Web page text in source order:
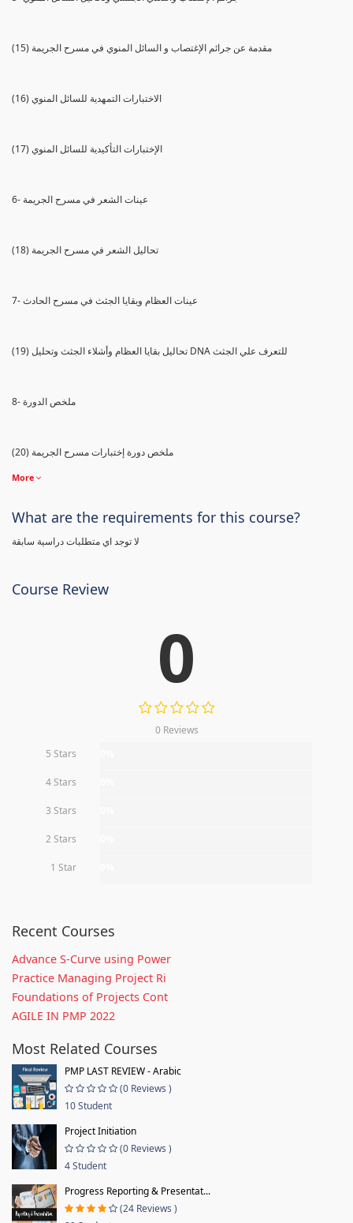
(15) مقدمة عن جرائم الإغتصاب و السائل المنوي في مسرح الجريمة
(16) الاختبارات التمهدية للسائل المنوي
(17) الإختبارات التأكيدية للسائل المنوي
6- عينات الشعر في مسرح الجريمة
(18) تحاليل الشعر في مسرح الجريمة
7- عينات العظام وبقايا الجثث في مسرح الحادث
(19) تحاليل بقايا العظام وأشلاء الجثث وتحليل DNA للتعرف علي الجثث
8- ملخص الدورة
(20) ملخص دورة إختبارات مسرح الجريمة
More
What are the requirements for this course?
لا توجد اي متطلبات دراسية سابقة
Course Review
0
0 Reviews
5 Stars
4 Stars
3 Stars
2 Stars
1 Star
Recent Courses
Advance S-Curve using Power
Practice Managing Project Ri
Foundations of Projects Cont
AGILE IN PMP 2022
Most Related Courses
PMP LAST REVIEW - Arabic
(0 Reviews )
10 Student
Project Initiation
(0 Reviews )
4 Student
Progress Reporting & Presentat...
(24 Reviews )